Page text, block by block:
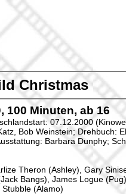
Christmas
100 Minuten, ab 16
07.12.2000
Bob Weinstein; Drehbuch:
Barbara Dunphy;
Theron (Ashley), Gary
Bangs), James Logue
(Alamo)